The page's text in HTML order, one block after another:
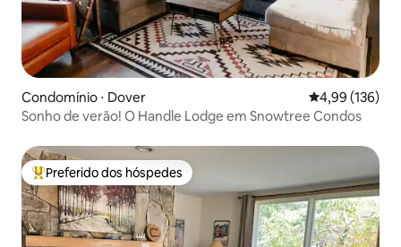
Condomínio ⋅ Dover 4,99 de uma
4,99 (136)
Sonho de verão! O Handle Lodge em Snowtree Condos
Entre os melhores preferidos dos hóspedes
Preferido dos hóspedes